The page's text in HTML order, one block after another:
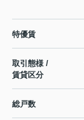
特優賃
取引態様 /
賃貸区分
総戸数